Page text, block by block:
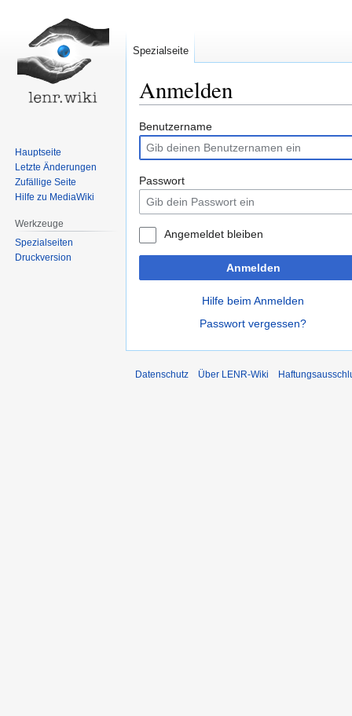
Anmelden
Zur
Navigation
springen
Zur
Suche
springen
Benutzername
Passwort
Angemeldet bleiben
Anmelden
Hilfe beim Anmelden
Passwort vergessen?
Spezialseite
Hauptseite
Letzte Änderungen
Zufällige Seite
Hilfe zu MediaWiki
Werkzeuge
Spezialseiten
Druckversion
Datenschutz Über LENR-Wiki